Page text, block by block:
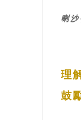
喇
理
鼓